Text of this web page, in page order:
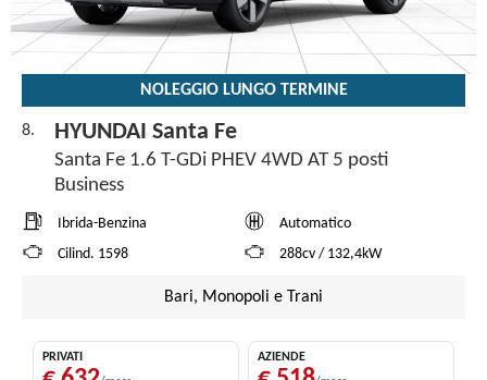
NOLEGGIO LUNGO TERMINE
8. HYUNDAI Santa Fe
Santa Fe 1.6 T-GDi PHEV 4WD AT 5 posti
Business
Ibrida-Benzina
Automatico
Cilind. 1598
288cv / 132,4kW
Bari, Monopoli e Trani
PRIVATI AZIENDE